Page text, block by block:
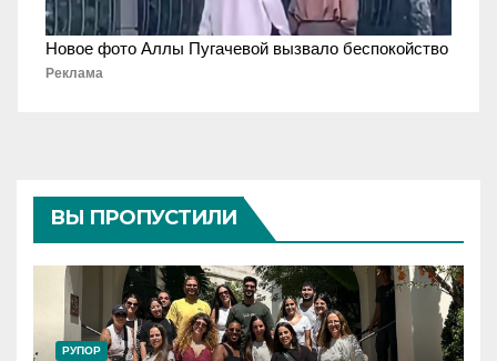
Новое фото Аллы Пугачевой вызвало беспокойство
Реклама
ВЫ ПРОПУСТИЛИ
РУПОР